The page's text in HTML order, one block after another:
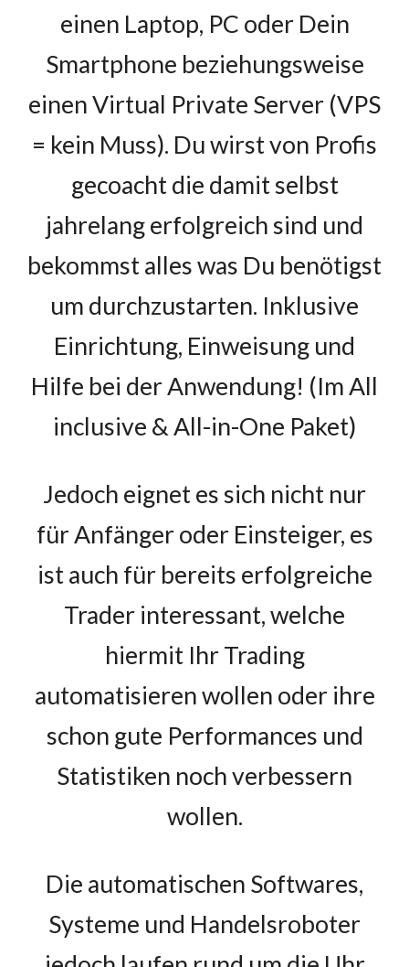
einen Laptop, PC oder Dein
Smartphone beziehungsweise
einen Virtual Private Server (VPS
= kein Muss). Du wirst von Profis
gecoacht die damit selbst
jahrelang erfolgreich sind und
bekommst alles was Du benötigst
um durchzustarten. Inklusive
Einrichtung, Einweisung und
Hilfe bei der Anwendung! (Im All
inclusive & All-in-One Paket)
Jedoch eignet es sich nicht nur
für Anfänger oder Einsteiger, es
ist auch für bereits erfolgreiche
Trader interessant, welche
hiermit Ihr Trading
automatisieren wollen oder ihre
schon gute Performances und
Statistiken noch verbessern
wollen.
Die automatischen Softwares,
Systeme und Handelsroboter